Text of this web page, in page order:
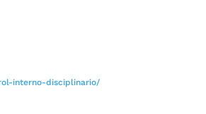
interno-disciplinario/